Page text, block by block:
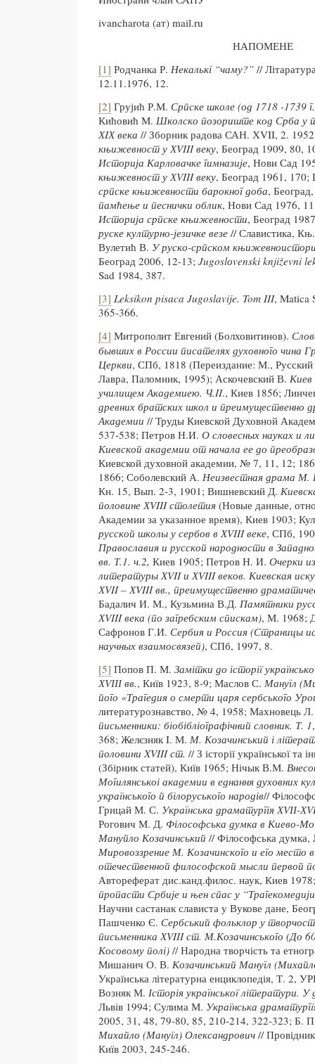
ivancharotа (ат) mail.ru
НАПОМЕНЕ
[1] Родчанка Р. Некалькі “чаму?” //
12.11.1976, 12.
[2] Грујић Р.М. Српске школе (од 1718 -1739
Кићовић М. Школско позориште код Срба у
ХIХ века // Зборник радова САН. ХVII, 2.
књижевност у ХVIIIвеку, Београд 1909, 80,
Историја Карловачке гимназије, Нови Сад
књижевност у ХVIIIвеку, Београд 1961,
српске књижевности барокног доба,
памћење и песнички облик, Нови Сад 1976,
Историја српске књижевности, Београд
руске културно-језичке везе // Славистика,
Вулетић В. У руско-српском
Београд 2006, 12-13; Jugoslоvenski književni
Sad 1984, 387.
[3] Leksikon pisaca Jugoslavije. Tom III, Matica
365-366.
[4] Митрополит Евгений (Болховитинов).
бывших в России писателях духовного чина
Церкви, СПб, 1818 (Переиздание: М., Русский
Лавра, Паломник, 1995); Аскочевский В. Киев
училищем Академиею. Ч.II., Киев 1856;
древних братских школ и преимущественно
Академии // Труды Киевской Духовной
537-538; Петров Н.И. О словесных науках и
Киевской академии от начала ее до
Киевской духовной академии, № 7, 11, 12;
1866; Соболевский А. Неизвестная драма М.
Кн. 15, Вып. 2-3, 1901; Вишневский Д.
половине ХVIII столетия (Новые данные,
Академии за указанное время), Киев 1903;
русской школы у сербов в ХVIII веке, СПб,
Православия и русской народности в
вв. Т.1. ч.2, Киев 1905; Петров Н. И. Очерки
литературы ХVII и ХVIII веков. Киевская
ХVII – ХVIII вв., преимущественно
Бадалич И. М., Кузьмина В.Д. Памятники
ХVIII века (по загребским спискам), М. 1968;
Сафронов Г.И. Сербия и Россия (Страницы
научных взаимосвязей), СПб, 1997, 8.
[5] Попов П. М. Замітки до історіï
ХVІІІ вв., Киïв 1923, 8-9; Маслов С. Мануїл
його «Трагедия о смерти царя сербського
литературознавство, № 4, 1958; Махновець
письменники: біобібліографічний словник. Т. 1
368; Желєзняк I. М. М. Козачинський і
половини XVIII ст. // З історії української та
(Збірник статей), Київ 1965; Нічык В.М.
Могилянськоі академии в еднання духовних
украïнського й білоруського народів//
Грицай М. С. Українська драматургія ХVІІ-ХV
Рогович М. Д. Філософська думка в Киево-
Мануйло Козачинський // Філософська
Мировоззрение М. Козачинского и его место
отечественной философской мысли первой
Автореферат дис.канд.филос. наук, Киев
пропасти Србије и њен спас у
Научни састанак слависта у Вукове дане,
Пашченко Є. Сербський фольклор у
письменника ХVIIIст. М.Козачинського (До
Косовому полі) // Народна творчість та
Мишанич О. В. Козачинський Мануїл
Українська літературна енциклопедія, Т. 2,
Возняк М. Історія українськоï літератури. У
Львів 1994; Сулима М. Украïнська
2005, 31, 48, 79-80, 85, 210-214, 322-323; Б.
Михайло (Мануïл) Олександрович //
Киïв 2003, 245-246.